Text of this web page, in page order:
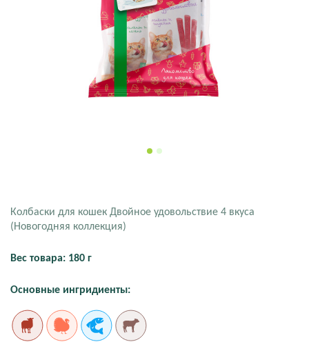
Колбаски для кошек Двойное удовольствие 4 вкуса
(Новогодняя коллекция)
Вес товара: 180 г
Основные ингридиенты: